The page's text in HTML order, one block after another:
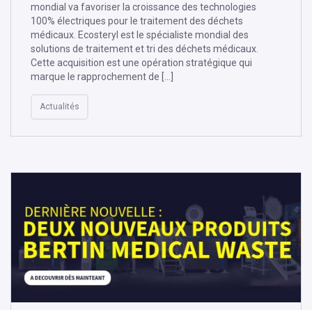
mondial va favoriser la croissance des technologies
100% électriques pour le traitement des déchets
médicaux. Ecosteryl est le spécialiste mondial des
solutions de traitement et tri des déchets médicaux.
Cette acquisition est une opération stratégique qui
marque le rapprochement de […]
Actualités